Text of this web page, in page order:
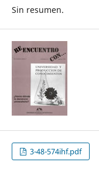
Sin resumen.
3-48-574ihf.pdf